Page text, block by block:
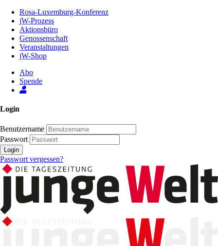
Inhalt
Seite
Rosa-Luxemburg-Konferenz
jW-Prozess
Aktionsbüro
Genossenschaft
Veranstaltungen
jW-Shop
Abo
Spende
Login
Benutzername
Passwort
Login
Passwort vergessen?